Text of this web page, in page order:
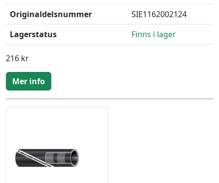
Originaldelsnummer
SIE1162002124
Lagerstatus
Finns i lager
216 kr
Mer info